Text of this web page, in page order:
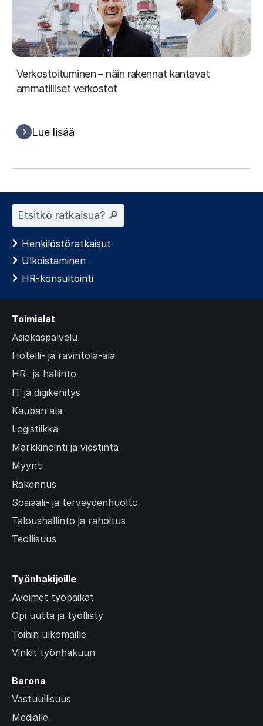
Verkostoituminen – näin rakennat kantavat
ammatilliset verkostot
Lue lisää
Etsitkö ratkaisua? 🔎︎
Henkilöstöratkaisut
Ulkoistaminen
HR-konsultointi
Toimialat
Asiakaspalvelu
Hotelli- ja ravintola-ala
HR- ja hallinto
IT ja digikehitys
Kaupan ala
Logistiikka
Markkinointi ja viestintä
Myynti
Rakennus
Sosiaali- ja terveydenhuolto
Taloushallinto ja rahoitus
Teollisuus
Työnhakijoille
Avoimet työpaikat
Opi uutta ja työllisty
Töihin ulkomaille
Vinkit työnhakuun
Barona
Vastuullisuus
Medialle